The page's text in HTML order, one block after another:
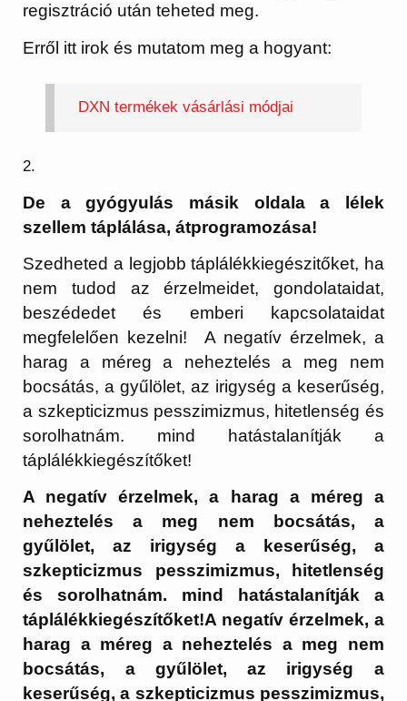
regisztráció után teheted meg.
Erről itt irok és mutatom meg a hogyant:
DXN termékek vásárlási módjai
2.
De a gyógyulás másik oldala a lélek
szellem táplálása, átprogramozása!
Szedheted a legjobb táplálékkiegészitőket, ha
nem tudod az érzelmeidet, gondolataidat,
beszédedet és emberi kapcsolataidat
megfelelően kezelni! A negatív érzelmek, a
harag a méreg a neheztelés a meg nem
bocsátás, a gyűlölet, az irigység a keserűség,
a szkepticizmus pesszimizmus, hitetlenség és
sorolhatnám. mind hatástalanítják a
táplálékkiegészítőket!
A negatív érzelmek, a harag a méreg a
neheztelés a meg nem bocsátás, a
gyűlölet, az irigység a keserűség, a
szkepticizmus pesszimizmus, hitetlenség
és sorolhatnám. mind hatástalanítják a
táplálékkiegészítőket!A negatív érzelmek, a
harag a méreg a neheztelés a meg nem
bocsátás, a gyűlölet, az irigység a
keserűség, a szkepticizmus pesszimizmus,